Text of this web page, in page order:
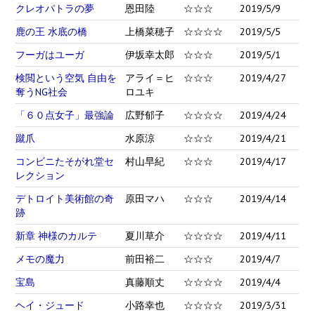
クレオパトラの夢
恩田陸 ☆☆☆
2019/5/9
鹿の王 水底の橋
上橋菜穂子 ☆☆☆☆
2019/5/5
フーガはユーガ
伊坂幸太郎 ☆☆☆
2019/5/1
検閲という空気 自由を
奪うNG社会
アライ＝ヒ
ロユキ
☆☆☆ 2019/4/27
「６０点女子」最強論 広野郁子 ☆☆☆☆
2019/4/24
蹴爪
水原涼 ☆☆☆
2019/4/21
コンビニたそがれ堂セ
レクション
村山早紀 ☆☆☆ 2019/4/17
デトロイト美術館の奇
跡
原田マハ ☆☆☆ 2019/4/14
新章 神様のカルテ 夏川草介 ☆☆☆☆
2019/4/11
メモの魔力
前田裕二 ☆☆☆
2019/4/7
宝島
真藤順丈 ☆☆☆☆
2019/4/4
ヘイ・ジュード
小路幸也 ☆☆☆☆
2019/3/31